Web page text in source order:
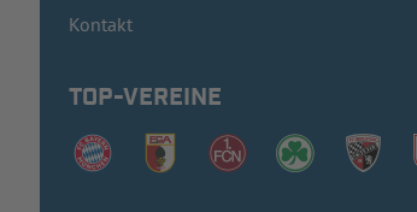
Kontakt
TOP-VEREINE